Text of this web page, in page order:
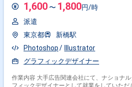
1,600 〜 1,800円/時
派遣
東京都
新橋駅
Photoshop
Illustrator
グラフィックデザイナー
作業内容 大手広告関連会社にて、ナショナ
フィックデザイナーとして就業をしていた